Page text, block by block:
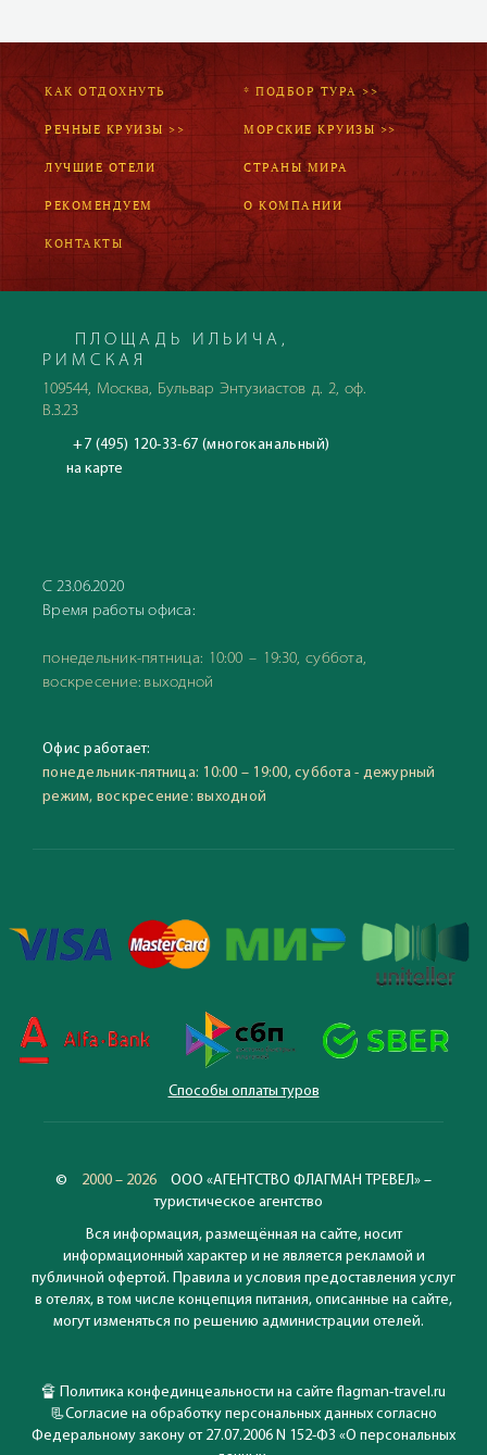
КАК ОТДОХНУТЬ * ПОДБОР ТУРА >>
РЕЧНЫЕ КРУИЗЫ >> МОРСКИЕ КРУИЗЫ >>
ЛУЧШИЕ ОТЕЛИ СТРАНЫ МИРА
РЕКОМЕНДУЕМ О КОМПАНИИ
КОНТАКТЫ
ПЛОЩАДЬ ИЛЬИЧА,
РИМСКАЯ
109544, Москва, Бульвар Энтузиастов д. 2, оф.
В.3.23
+7 (495) 120-33-67 (многоканальный)
на карте
С 23.06.2020
Время работы офиса:
понедельник-пятница: 10:00 – 19:30, суббота,
воскресение: выходной
Офис работает:
понедельник-пятница: 10:00 – 19:00, суббота - дежурный
режим, воскресение: выходной
Способы оплаты туров
© 2000 – 2026
ООО «АГЕНТСТВО ФЛАГМАН ТРЕВЕЛ» –
туристическое агентство
Вся информация, размещённая на сайте, носит
информационный характер и не является рекламой и
публичной офертой. Правила и условия предоставления услуг
в отелях, в том числе концепция питания, описанные на сайте,
могут изменяться по решению администрации отелей.
🔏 Политика конфединцеальности на сайте flagman-travel.ru
📃Согласие на обработку персональных данных согласно
Федеральному закону от 27.07.2006 N 152-ФЗ «О персональных